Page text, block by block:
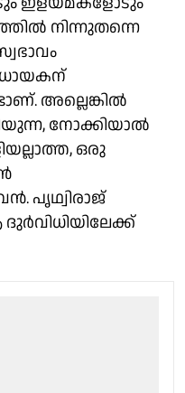
നിന്നുതന്നെ
അല്ലെങ്കിൽ
നോക്കിയാൽ
ഒരു
പൃഥ്വിരാജ്